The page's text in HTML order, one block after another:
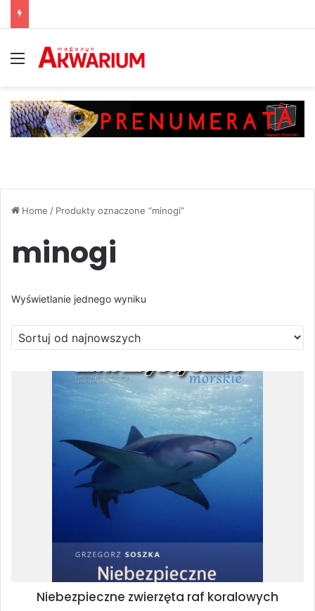
Menu
Home / Produkty oznaczone “minogi”
minogi
Wyświetlanie jednego wyniku
Niebezpieczne zwierzęta raf koralowych